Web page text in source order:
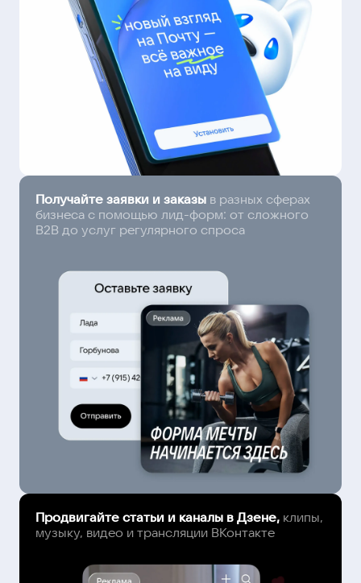
Получайте заявки и заказы в разных сферах
бизнеса с помощью лид-форм: от сложного
B2B до услуг регулярного спроса
Продвигайте статьи и каналы в Дзене, клипы,
музыку, видео и трансляции ВКонтакте